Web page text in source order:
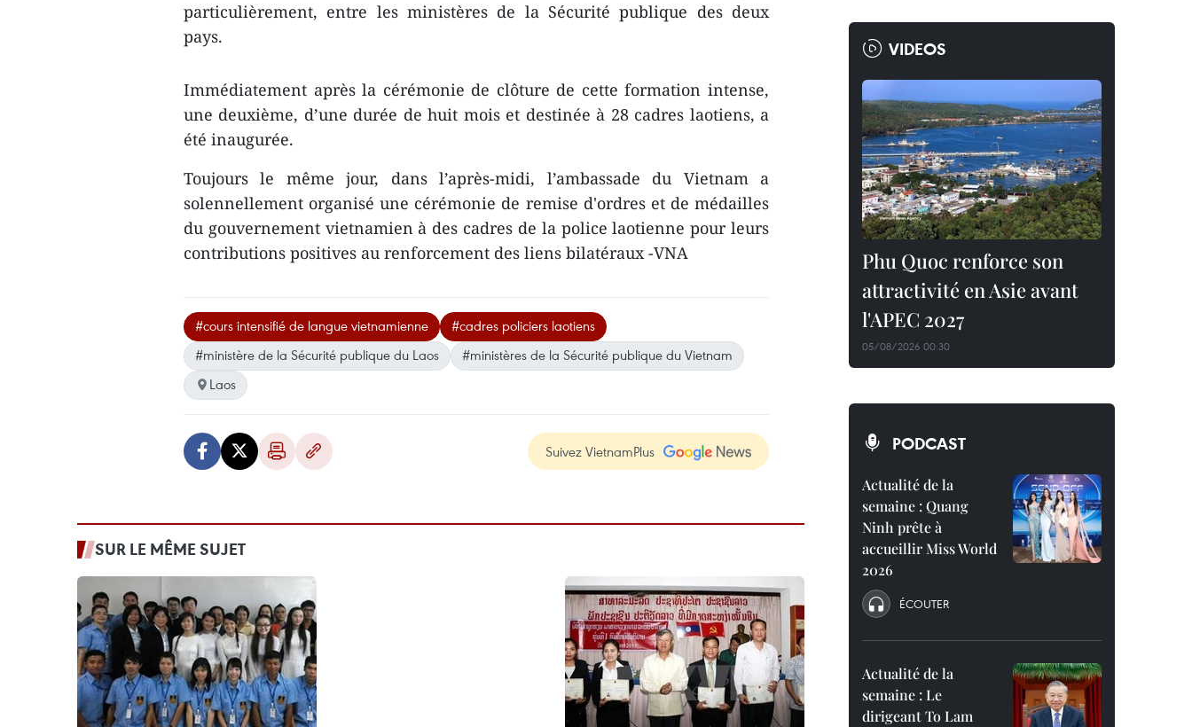
particulièrement, entre les ministères de la Sécurité publique des deux
pays.
Immédiatement après la cérémonie de clôture ​de cette formation intense,
une deuxième, d’une durée de huit mois et destinée à 28 cadres laotiens, a
été inaugurée.
Toujours le même jour, dans l’après-midi, l’ambassade du Vietnam a
solennellement organisé une cérémonie de remise d​'ordres et de médailles
du gouvernement vietnamien à des cadres de la police laotienne pour leurs
contributions positives au renforcement des liens bilatéraux -VNA
#cours intensifié de langue vietnamienne
#cadres policiers laotiens
#ministère de la Sécurité publique du Laos
#ministères de la Sécurité publique du Vietnam
Laos
Suivez VietnamPlus
SUR LE MÊME SUJET
VIDEOS
Phu Quoc renforce son
attractivité en Asie avant
l'APEC 2027
05/08/2026 00:30
PODCAST
Actualité de la
semaine : Quang
Ninh prête à
accueillir Miss World
2026
ÉCOUTER
Actualité de la
semaine : Le
dirigeant To Lam